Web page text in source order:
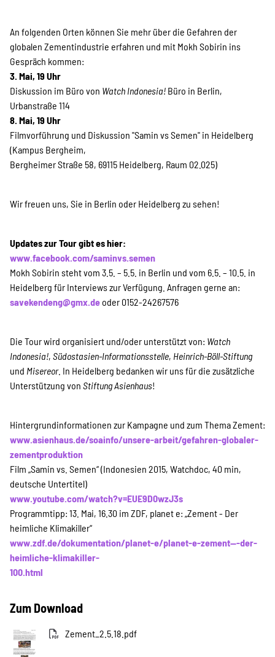
An folgenden Orten können Sie mehr über die Gefahren der
globalen Zementindustrie erfahren und mit Mokh Sobirin ins
Gespräch kommen:
3. Mai, 19 Uhr
Diskussion im Büro von Watch Indonesia! Büro in Berlin,
Urbanstraße 114
8. Mai, 19 Uhr
Filmvorführung und Diskussion "Samin vs Semen" in Heidelberg
(Kampus Bergheim,
Bergheimer Straße 58, 69115 Heidelberg, Raum 02.025)
Wir freuen uns, Sie in Berlin oder Heidelberg zu sehen!
Updates zur Tour gibt es hier:
www.facebook.com/saminvs.semen
Mokh Sobirin steht vom 3.5. – 5.5. in Berlin und vom 6.5. – 10.5. in
Heidelberg für Interviews zur Verfügung. Anfragen gerne an:
savekendeng@gmx.de oder 0152-24267576
Die Tour wird organisiert und/oder unterstützt von: Watch
Indonesia!, Südostasien-Informationsstelle, Heinrich-Böll-Stiftung
und Misereor. In Heidelberg bedanken wir uns für die zusätzliche
Unterstützung von Stiftung Asienhaus!
Hintergrundinformationen zur Kampagne und zum Thema Zement:
www.asienhaus.de/soainfo/unsere-arbeit/gefahren-globaler-
zementproduktion
Film „Samin vs. Semen“ (Indonesien 2015, Watchdoc, 40 min,
deutsche Untertitel)
www.youtube.com/watch?v=EUE9D0wzJ3s
Programmtipp: 13. Mai, 16.30 im ZDF, planet e: „Zement - Der
heimliche Klimakiller“
www.zdf.de/dokumentation/planet-e/planet-e-zement---der-
heimliche-klimakiller-
100.html
Zum Download
Zement_2.5.18.pdf